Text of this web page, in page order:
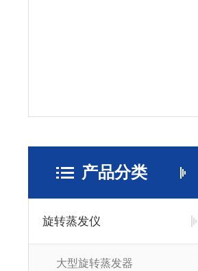
产品分类
旋转蒸发仪
大型旋转蒸发器